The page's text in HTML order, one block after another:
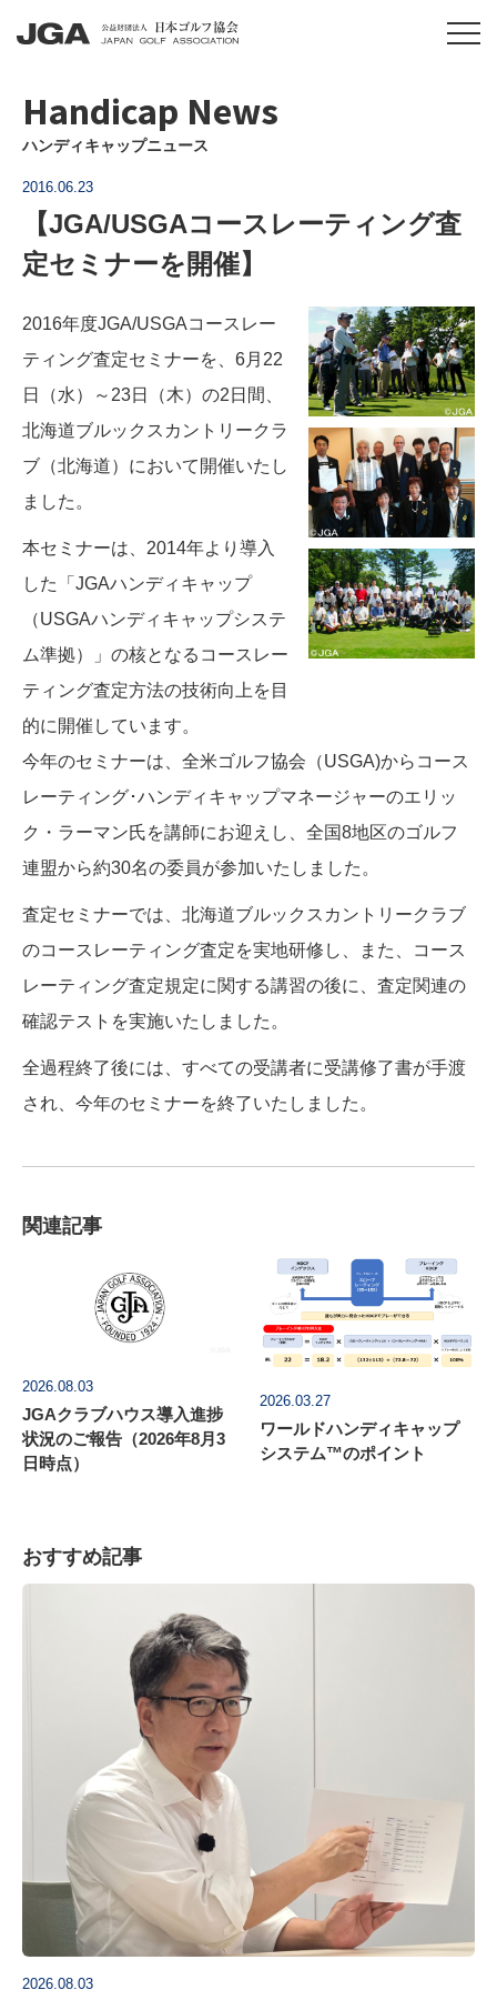
Handicap News
ハンディキャップニュース
2016.06.23
【JGA/USGAコースレーティング査
定セミナーを開催】
2016年度JGA/USGAコースレー
ティング査定セミナーを、6月22
日（水）～23日（木）の2日間、
北海道ブルックスカントリークラ
ブ（北海道）において開催いたし
ました。
本セミナーは、2014年より導入
した「JGAハンディキャップ
（USGAハンディキャップシステ
ム準拠）」の核となるコースレー
ティング査定方法の技術向上を目
的に開催しています。
今年のセミナーは、全米ゴルフ協会（USGA)からコース
レーティング･ハンディキャップマネージャーのエリッ
ク・ラーマン氏を講師にお迎えし、全国8地区のゴルフ
連盟から約30名の委員が参加いたしました。
査定セミナーでは、北海道ブルックスカントリークラブ
のコースレーティング査定を実地研修し、また、コース
レーティング査定規定に関する講習の後に、査定関連の
確認テストを実施いたしました。
全過程終了後には、すべての受講者に受講修了書が手渡
され、今年のセミナーを終了いたしました。
関連記事
2026.08.03
JGAクラブハウス導入進捗
状況のご報告（2026年8月3
日時点）
2026.03.27
ワールドハンディキャップ
システム™のポイント
おすすめ記事
2026.08.03